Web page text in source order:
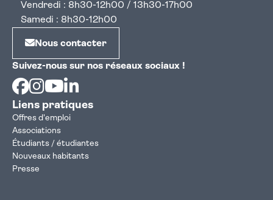
Vendredi : 8h30-12h00 / 13h30-17h00
Samedi : 8h30-12h00
Nous contacter
Suivez-nous sur nos réseaux sociaux !
Facebook
Instagram
Youtube
Liens pratiques
Offres d'emploi
Associations
Étudiants / étudiantes
Nouveaux habitants
Presse